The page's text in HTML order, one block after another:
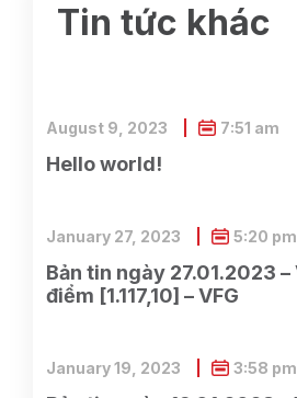
Tin tức khác
Hello world!
August 9, 2023 7:51 am
Bản tin ngày 27.01.2023
điểm [1.117,10] – VFG
January 27, 2023 5:20 pm
January 19, 2023 3:58 pm